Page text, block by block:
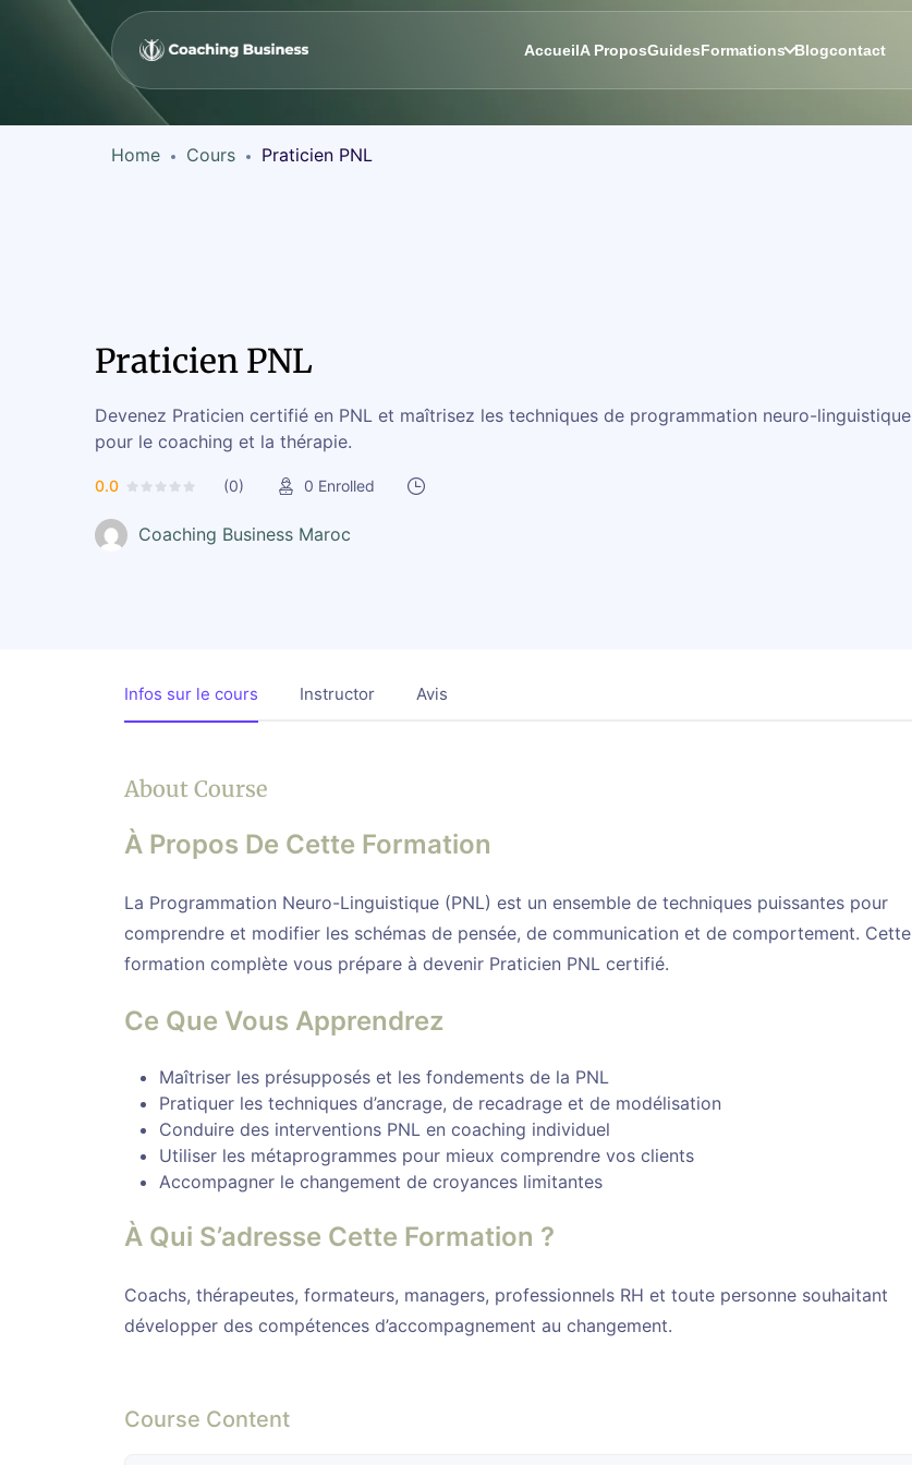
AccueilA ProposGuidesFormations Blogcontact
Home Cours Praticien PNL
Praticien PNL
Devenez Praticien certifié en PNL et maîtrisez les techniques de programmation neuro-linguistique
pour le coaching et la thérapie.
0.0 (0) 0 Enrolled
Coaching Business Maroc
Infos sur le cours Instructor Avis
About Course
À Propos De Cette Formation
La Programmation Neuro-Linguistique (PNL) est un ensemble de techniques puissantes pour
comprendre et modifier les schémas de pensée, de communication et de comportement. Cette
formation complète vous prépare à devenir Praticien PNL certifié.
Ce Que Vous Apprendrez
Maîtriser les présupposés et les fondements de la PNL
Pratiquer les techniques d’ancrage, de recadrage et de modélisation
Conduire des interventions PNL en coaching individuel
Utiliser les métaprogrammes pour mieux comprendre vos clients
Accompagner le changement de croyances limitantes
À Qui S’adresse Cette Formation ?
Coachs, thérapeutes, formateurs, managers, professionnels RH et toute personne souhaitant
développer des compétences d’accompagnement au changement.
Course Content